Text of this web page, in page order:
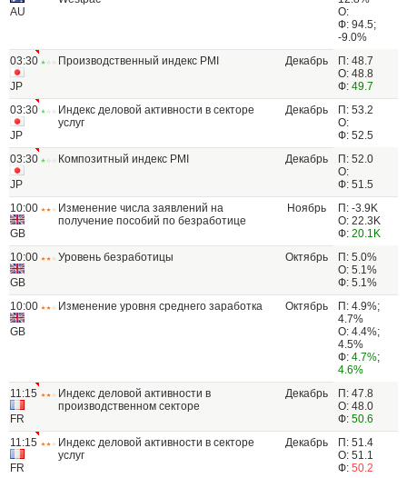
AU
О:
Ф: 94.5;
-9.0%
03:30
JP
Производственный индекс PMI Декабрь
П: 48.7
О: 48.8
Ф: 49.7
03:30
JP
Индекс деловой активности в секторе
услуг
Декабрь
П: 53.2
О:
Ф: 52.5
03:30
JP
Композитный индекс PMI Декабрь
П: 52.0
О:
Ф: 51.5
10:00
GB
Изменение числа заявлений на
получение пособий по безработице
Ноябрь
П: -3.9K
О: 22.3K
Ф: 20.1K
10:00
GB
Уровень безработицы Октябрь
П: 5.0%
О: 5.1%
Ф: 5.1%
10:00
GB
Изменение уровня среднего заработка Октябрь
П: 4.9%;
4.7%
О: 4.4%;
4.5%
Ф: 4.7%;
4.6%
11:15
FR
Индекс деловой активности в
производственном секторе
Декабрь
П: 47.8
О: 48.0
Ф: 50.6
11:15
FR
Индекс деловой активности в секторе
услуг
Декабрь
П: 51.4
О: 51.1
Ф: 50.2